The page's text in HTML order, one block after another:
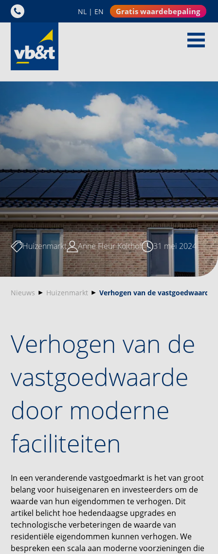
NL | EN Gratis waardebepaling
Huizenmarkt Anne Fleur Kolthof 31 mei 2024
Nieuws Huizenmarkt Verhogen van de
Verhogen van de
vastgoedwaarde
door moderne
faciliteiten
In een veranderende vastgoedmarkt is het van groot
belang voor huiseigenaren en investeerders om de
waarde van hun eigendommen te verhogen. Dit
artikel belicht hoe hedendaagse upgrades en
technologische verbeteringen de waarde van
residentiële eigendommen kunnen verhogen. We
bespreken een scala aan moderne voorzieningen die